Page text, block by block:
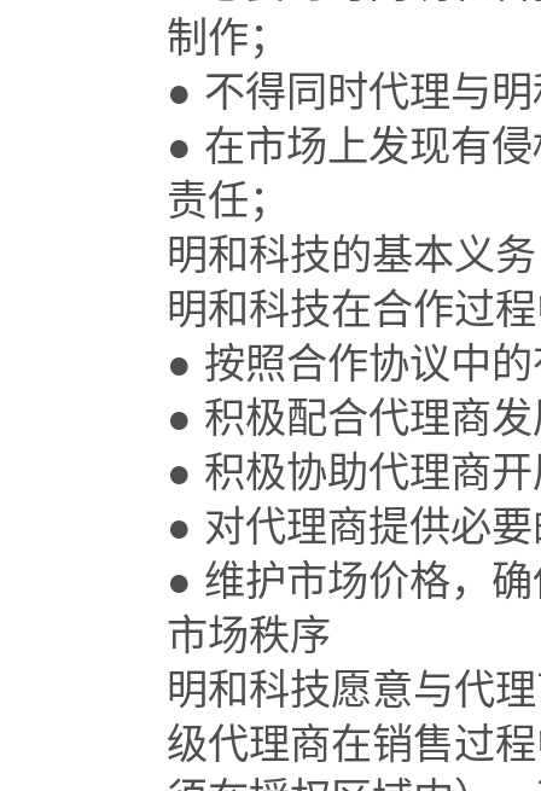
制作；
● 不得同时代理与
● 在市场上发现有
责任；
明和科技的基本义务
明和科技在合作过
● 按照合作协议中
● 积极配合代理商
● 积极协助代理商
● 对代理商提供必
● 维护市场价格，
市场秩序
明和科技愿意与代
级代理商在销售过